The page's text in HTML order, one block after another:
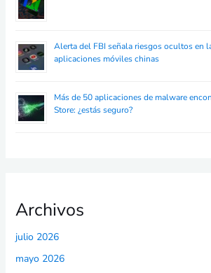
Alerta del FBI señala riesgos ocultos en
aplicaciones móviles chinas
Más de 50 aplicaciones de malware
Store: ¿estás seguro?
Archivos
julio 2026
mayo 2026